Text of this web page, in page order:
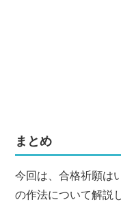
まとめ
今回は、合格祈願は
の作法について解説